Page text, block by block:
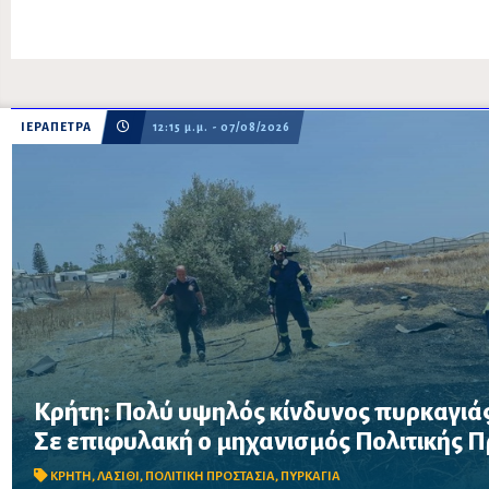
ΙΕΡΑΠΕΤΡΑ 12:15 μ.μ. - 07/08/2026
Κρήτη: Πολύ υψηλός κίνδυνος
Σε επιφυλακή ο μηχανισμός Πολιτικής
ΚΡΗΤΗ ,ΛΑΣΙΘΙ , ΠΟΛΙΤΙΚΗ ΠΡΟΣΤΑΣΙΑ, ΠΥΡΚΑΓΙΑ
Σε επιφυλακή ο μηχανισμός Πολιτικής Προστασίας λόγω πολύ
στην Κρήτη το Σάββατο 8 Αυγούστου – Απαγορεύονται η χρήση
δασικές περιοχές, μεταξύ των οποίω...